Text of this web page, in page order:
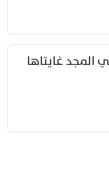
المجد غايتاها